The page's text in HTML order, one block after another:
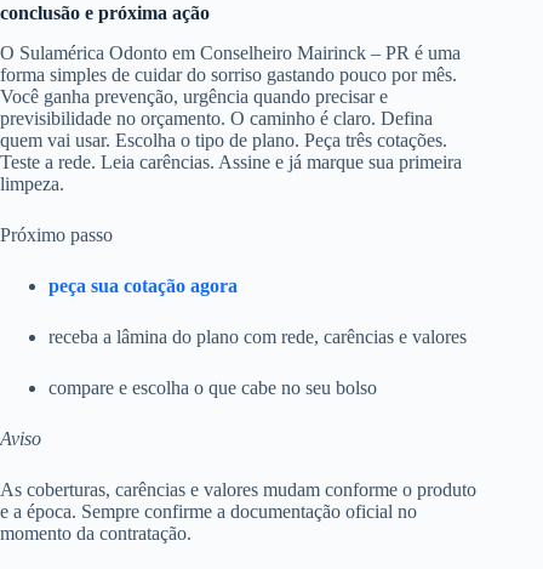
conclusão e próxima ação
O Sulamérica Odonto em Conselheiro Mairinck – PR é uma
forma simples de cuidar do sorriso gastando pouco por mês.
Você ganha prevenção, urgência quando precisar e
previsibilidade no orçamento. O caminho é claro. Defina
quem vai usar. Escolha o tipo de plano. Peça três cotações.
Teste a rede. Leia carências. Assine e já marque sua primeira
limpeza.
Próximo passo
peça sua cotação agora
receba a lâmina do plano com rede, carências e valores
compare e escolha o que cabe no seu bolso
Aviso
As coberturas, carências e valores mudam conforme o produto
e a época. Sempre confirme a documentação oficial no
momento da contratação.